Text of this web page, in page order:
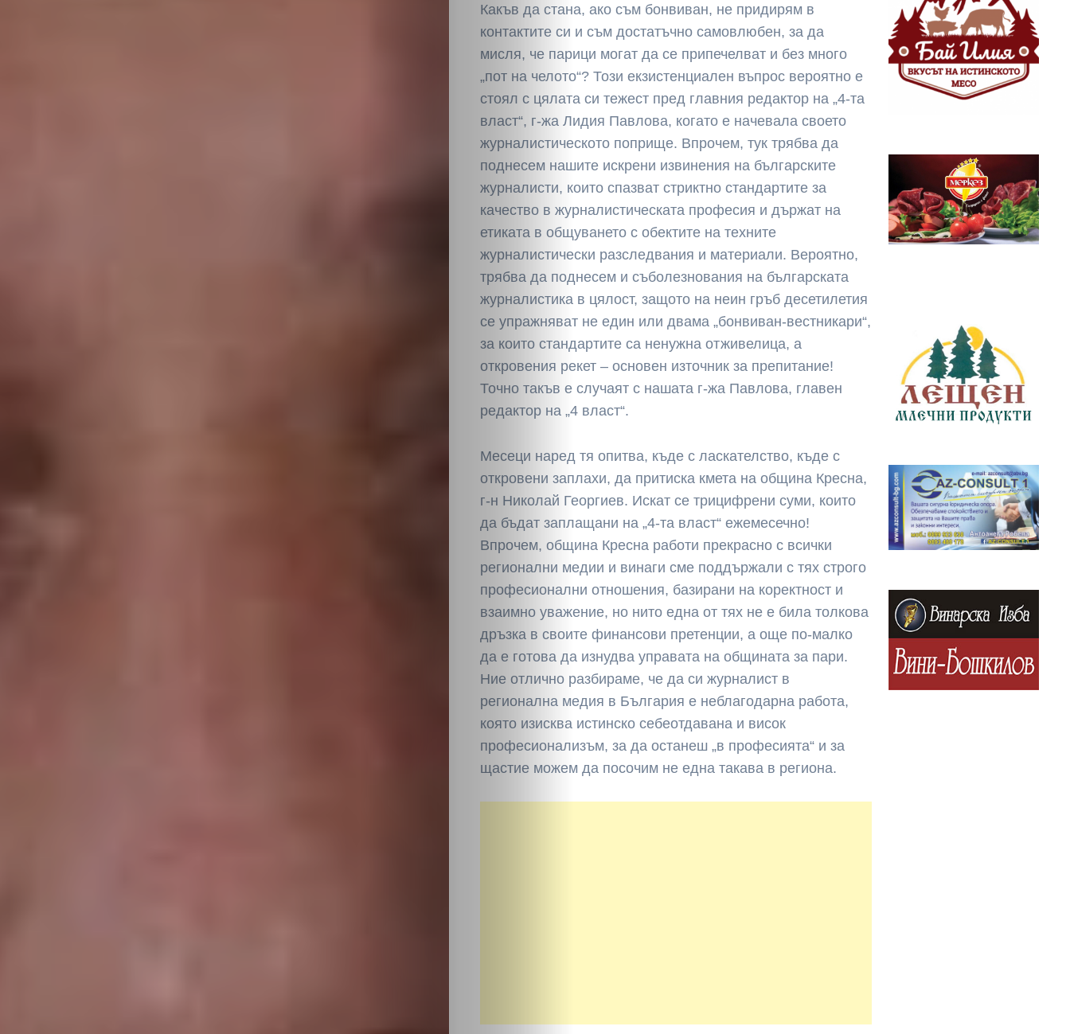
Култура
Какъв да стана, ако съм бонвиван, не придирям в
контактите си и съм достатъчно самовлюбен, за да
мисля, че парици могат да се припечелват и без много
„пот на челото“? Този екзистенциален въпрос вероятно е
стоял с цялата си тежест пред главния редактор на „4-та
власт“, г-жа Лидия Павлова, когато е начевала своето
журналистическото поприще. Впрочем, тук трябва да
поднесем нашите искрени извинения на българските
журналисти, които спазват стриктно стандартите за
качество в журналистическата професия и държат на
етиката в общуването с обектите на техните
журналистически разследвания и материали. Вероятно,
трябва да поднесем и съболезнования на българската
журналистика в цялост, защото на неин гръб десетилетия
се упражняват не един или двама „бонвиван-вестникари“,
за които стандартите са ненужна отживелица, а
откровения рекет – основен източник за препитание!
Точно такъв е случаят с нашата г-жа Павлова, главен
редактор на „4 власт“.
Месеци наред тя опитва, къде с ласкателство, къде с
откровени заплахи, да притиска кмета на община Кресна,
г-н Николай Георгиев. Искат се трицифрени суми, които
да бъдат заплащани на „4-та власт“ ежемесечно!
Впрочем, община Кресна работи прекрасно с всички
регионални медии и винаги сме поддържали с тях строго
професионални отношения, базирани на коректност и
взаимно уважение, но нито една от тях не е била толкова
дръзка в своите финансови претенции, а още по-малко
да е готова да изнудва управата на общината за пари.
Ние отлично разбираме, че да си журналист в
регионална медия в България е неблагодарна работа,
която изисква истинско себеотдавана и висок
професионализъм, за да останеш „в професията“ и за
щастие можем да посочим не една такава в региона.